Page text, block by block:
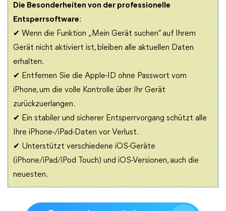
Die Besonderheiten von der professionelle
Entsperrsoftware:
✔ Wenn die Funktion „Mein Gerät suchen“ auf Ihrem
Gerät nicht aktiviert ist, bleiben alle aktuellen Daten
erhalten.
✔ Entfernen Sie die Apple-ID ohne Passwort vom
iPhone, um die volle Kontrolle über Ihr Gerät
zurückzuerlangen.
✔ Ein stabiler und sicherer Entsperrvorgang schützt alle
Ihre iPhone-/iPad-Daten vor Verlust.
✔ Unterstützt verschiedene iOS-Geräte
(iPhone/iPad/iPod Touch) und iOS-Versionen, auch die
neuesten.